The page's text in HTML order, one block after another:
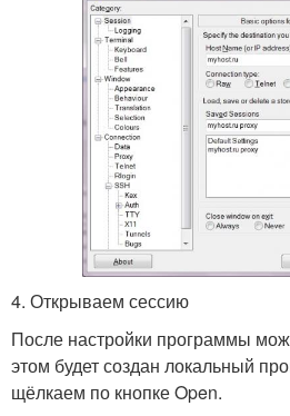
4. Открываем сессию
После настройки программы
этом будет создан локальный
щёлкаем по кнопке Open.